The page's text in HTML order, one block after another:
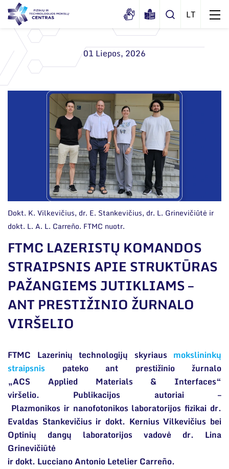
Apie mus
Dokumentai
Sertifikatai ir akreditavimo pažymėjimai
Viešieji pirkimai
Korupcijos prevencija
Duomenų apsauga
Darbuotojams
Nuorodos
Narystė nacionalinėse ir tarptautinėse
organizacijose bei asociacijose
Struktūra
Administracija
Administraciniai skyriai
Moksliniai skyriai
Mokslo taryba
Tarptautinė patarėjų taryba
Mokslininkai emeritai
Naujienos
Renginiai
Tinklalaidės
Leidiniai
Bendri rekvizitai
Administracija
Darbuotojų kontaktai
01 Liepos, 2026
Dokt. K. Vilkevičius, dr. E. Stankevičius, dr. L. Grinevičiūtė ir
dokt. L. A. L. Carreño. FTMC nuotr.
FTMC LAZERISTŲ KOMANDOS
STRAIPSNIS APIE STRUKTŪRAS
PAŽANGIEMS JUTIKLIAMS –
ANT PRESTIŽINIO ŽURNALO
VIRŠELIO
FTMC Lazerinių technologijų skyriaus mokslininkų
straipsnis pateko ant prestižinio žurnalo
„ACS Applied Materials & Interfaces“
viršelio. Publikacijos autoriai –
Plazmonikos ir nanofotonikos laboratorijos fizikai dr.
Evaldas Stankevičius ir dokt. Kernius Vilkevičius bei
Optinių dangų laboratorijos vadovė dr. Lina
Grinevičiūtė
ir dokt. Lucciano Antonio Letelier Carreño.